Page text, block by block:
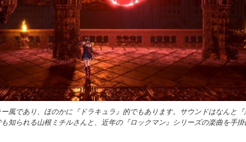
風であり、ほのかに『ドラキュラ』的でもあります。サウンドはなんと『
知られる山根ミチルさんと、近年の『ロックマン』シリーズの楽曲を手掛